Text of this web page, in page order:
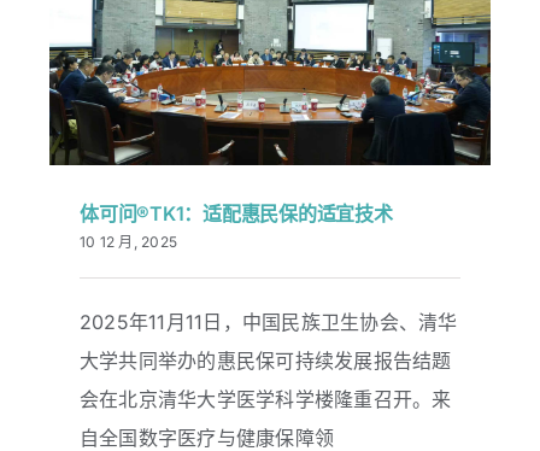
体可问®TK1：适配惠民保的适宜技术
体可问®TK1：适配惠民保的适宜技术
10 12 月, 2025
2025年11月11日，中国民族卫生协会、清华
大学共同举办的惠民保可持续发展报告结题
会在北京清华大学医学科学楼隆重召开。来
自全国数字医疗与健康保障领